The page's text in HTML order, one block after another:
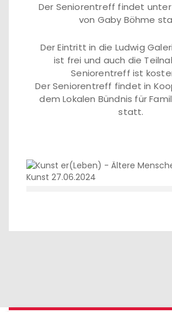
Der Seniorentreff findet
von Gaby Böhme
Der Eintritt in die Ludwig
ist frei und auch die
Seniorentreff ist
Der Seniorentreff findet in
dem Lokalen Bündnis für
statt.